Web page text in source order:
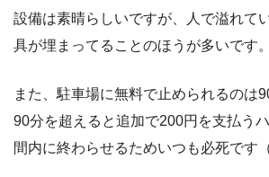
設備は素晴らしいですが、人で溢れて
具が埋まってることのほうが多いです。
また、駐車場に無料で止められるのは
90分を超えると追加で200円を支払う
間内に終わらせるためいつも必死です（